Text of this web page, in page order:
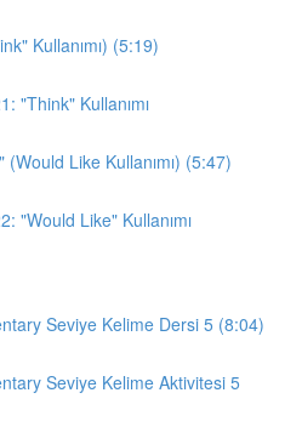
Kullanımı) (5:19)
"Think" Kullanımı
Like Kullanımı) (5:47)
"Would Like" Kullanımı
Seviye Kelime Dersi 5 (8:04)
Seviye Kelime Aktivitesi 5